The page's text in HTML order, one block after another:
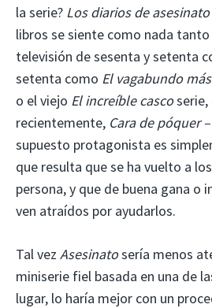
la serie? Los diarios de asesinato
libros se siente como nada
televisión de sesenta y setenta
setenta como El vagabundo
o el viejo El increíble cascoserie,
recientemente, Cara de póquer –
supuesto protagonista es
que resulta que se ha vuelto a
persona, y que de buena gana o
ven atraídos por ayudarlos.
Tal vez Asesinatosería menos
miniserie fiel basada en una de
lugar, lo haría mejor con un